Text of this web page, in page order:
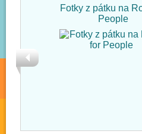
Fotky z pátku na
People